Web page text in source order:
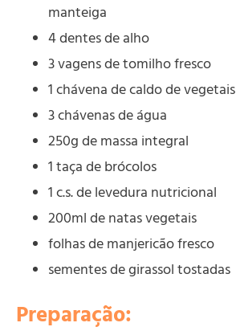
manteiga
4 dentes de alho
3 vagens de tomilho fresco
1 chávena de caldo de vegetais
3 chávenas de água
250g de massa integral
1 taça de brócolos
1 c.s. de levedura nutricional
200ml de natas vegetais
folhas de manjericão fresco
sementes de girassol tostadas
Preparação: